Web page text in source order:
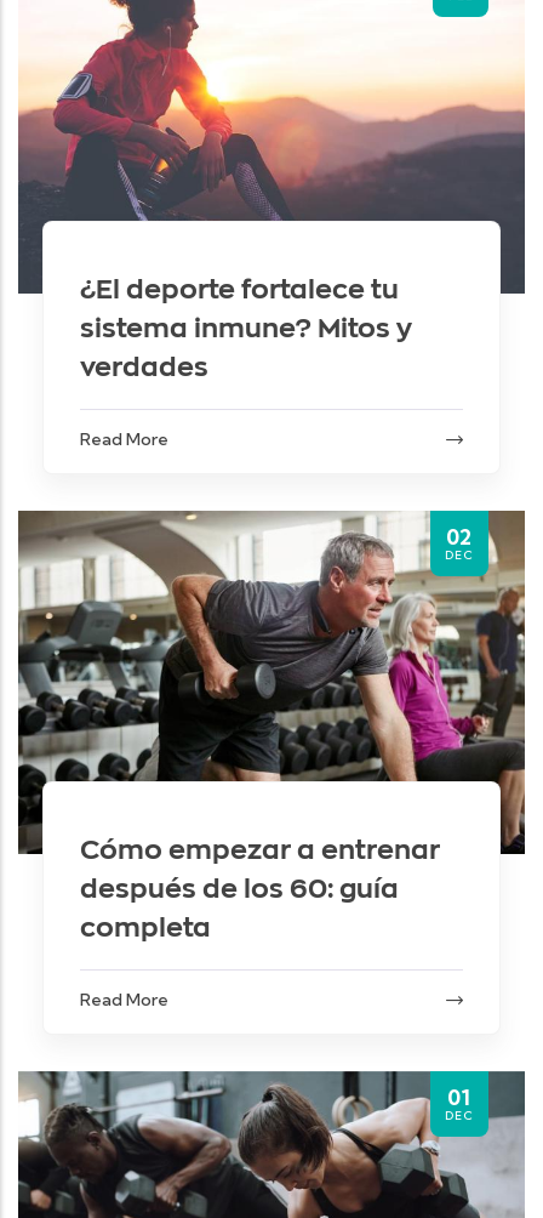
¿El deporte fortalece tu
sistema inmune? Mitos y
verdades
Read More
02
DEC
Cómo empezar a entrenar
después de los 60: guía
completa
Read More
01
DEC